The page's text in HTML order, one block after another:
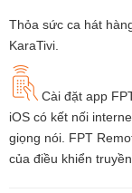
Thỏa sức ca hát
KaraTivi.
Cài đặt app
iOS có kết nối
giọng nói. FPT
của điều khiển truyền